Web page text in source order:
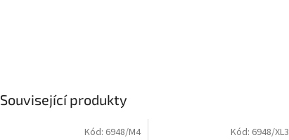
Související produkty
Kód: 6948/M4 Kód: 6948/XL3